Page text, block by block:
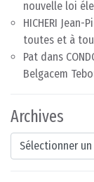
nouvelle loi
HICHERI Jean-
toutes et à
Pat dans
Belgacem
Archives
Archives